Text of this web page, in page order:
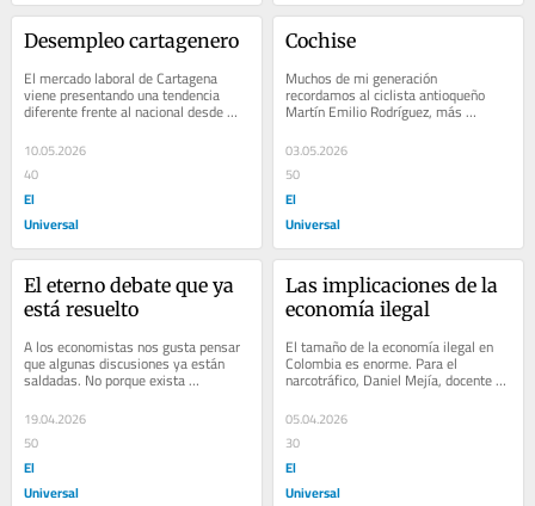
Desempleo cartagenero
El mercado laboral de Cartagena
viene presentando una tendencia
diferente frente al nacional desde
DANE para el...
10.05.2026
40
El
Universal
Cochise
Muchos de mi generación
recordamos al ciclista antioqueño
Martín Emilio Rodríguez, más
conocido como “Cochise”. Los
jóvenes conocen a los...
03.05.2026
50
El
Universal
El eterno debate que ya
está resuelto
A los economistas nos gusta pensar
que algunas discusiones ya están
saldadas. No porque exista
unanimidad ideológica, sino porque la
evidencia...
19.04.2026
50
El
Universal
Las implicaciones de la
economía ilegal
El tamaño de la economía ilegal en
Colombia es enorme. Para el
narcotráfico, Daniel Mejía, docente de
la Universidad de los Andes, estimó
que los...
05.04.2026
30
El
Universal